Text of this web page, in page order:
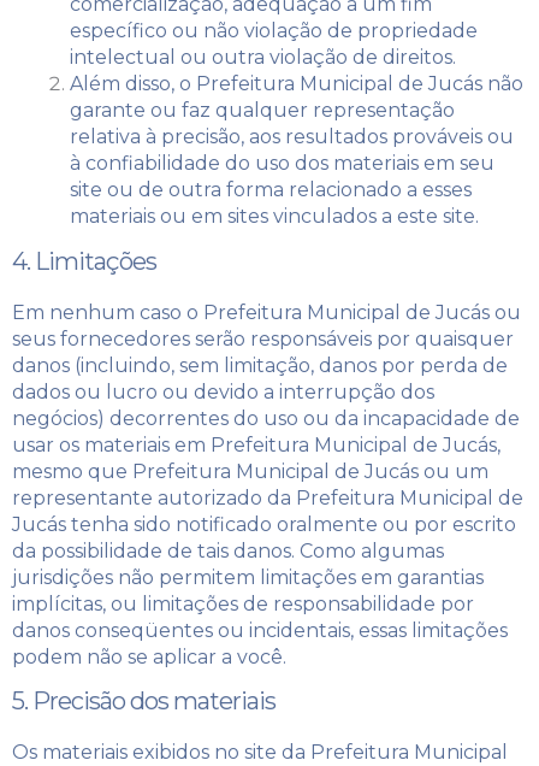
específico ou não violação de propriedade
intelectual ou outra violação de direitos.
Além disso, o Prefeitura Municipal de Jucás não
garante ou faz qualquer representação
relativa à precisão, aos resultados prováveis ​​ou
à confiabilidade do uso dos materiais em seu
site ou de outra forma relacionado a esses
materiais ou em sites vinculados a este site.
4. Limitações
Em nenhum caso o Prefeitura Municipal de Jucás ou
seus fornecedores serão responsáveis ​​por quaisquer
danos (incluindo, sem limitação, danos por perda de
dados ou lucro ou devido a interrupção dos
negócios) decorrentes do uso ou da incapacidade de
usar os materiais em Prefeitura Municipal de Jucás,
mesmo que Prefeitura Municipal de Jucás ou um
representante autorizado da Prefeitura Municipal de
Jucás tenha sido notificado oralmente ou por escrito
da possibilidade de tais danos. Como algumas
jurisdições não permitem limitações em garantias
implícitas, ou limitações de responsabilidade por
danos conseqüentes ou incidentais, essas limitações
podem não se aplicar a você.
5. Precisão dos materiais
Os materiais exibidos no site da Prefeitura Municipal